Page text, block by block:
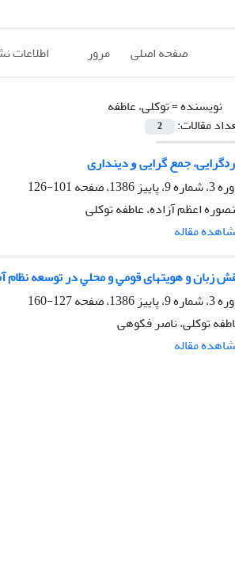
صفحه اصلی مرور اطلاعات
نویسنده =توکلی، عاطفه
مقالات:
2
ﺟﻤﻊ ﮔﺮﺍﻳﻰ ﻭ دینداری
پاییز 1386، صفحه
101-126
اعظم آزاده، عاطفه توکلی
مقاله
زﺑﺎن و هویتهای ﻗﻮﻣﻲ و ﻣﺤﻠﻲ در ﺗﻮﺳﻌﻪ ﻧﻈﺎم
پاییز 1386، صفحه
127-160
توکلی، ناصر فکوهی
مقاله